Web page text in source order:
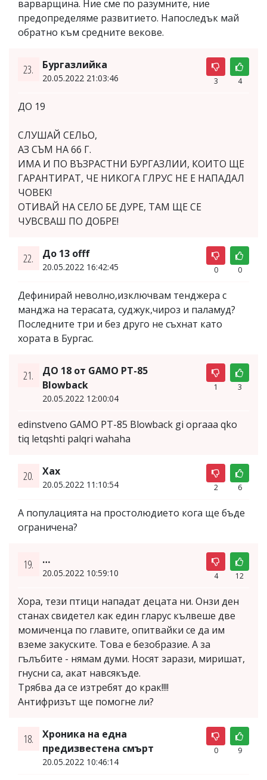
варварщина. Ние сме по разумните, ние
предопределяме развитието. Напоследък май
обратно към средните векове.
23. Бургазлийка
20.05.2022 21:03:46 3 4
ДО 19
СЛУШАЙ СЕЛЬО,
АЗ СЪМ НА 66 Г.
ИМА И ПО ВЪЗРАСТНИ БУРГАЗЛИИ, КОИТО ЩЕ
ГАРАНТИРАТ, ЧЕ НИКОГА ГЛРУС НЕ Е НАПАДАЛ
ЧОВЕК!
ОТИВАЙ НА СЕЛО БЕ ДУРЕ, ТАМ ЩЕ СЕ
ЧУВСВАШ ПО ДОБРЕ!
22. До 13 offf
20.05.2022 16:42:45 0 0
Дефинирай неволно,изключвам тенджера с
манджа на терасата, суджук,чироз и паламуд?
Последните три и без друго не съхнат като
хората в Бургас.
21.
ДО 18 от GAMO PT-85
Blowback
20.05.2022 12:00:04
1 3
edinstveno GAMO PT-85 Blowback gi opraaa qko
tiq letqshti palqri wahaha
20. Хах
20.05.2022 11:10:54 2 6
А популацията на простолюдието кога ще бъде
ограничена?
19. …
20.05.2022 10:59:10 4 12
Хора, тези птици нападат децата ни. Онзи ден
станах свидетел как един гларус кълвеше две
момиченца по главите, опитвайки се да им
вземе закуските. Това е безобразие. А за
гълъбите - нямам думи. Носят зарази, миришат,
гнусни са, акат навсякъде.
Трябва да се изтребят до крак!!!!
Антифризът ще помогне ли?
18.
Хроника на една
предизвестена смърт
20.05.2022 10:46:14
0 9